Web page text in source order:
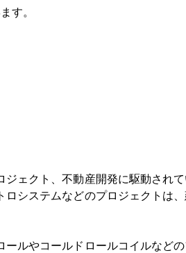
す。
ェクト、不動産開発に駆動されて
システムなどのプロジェクトは
ルやコールドロールコイルなど